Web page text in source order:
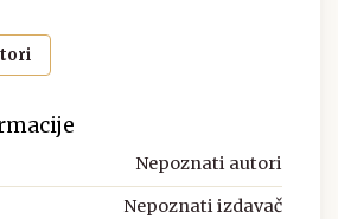
Nepoznati autori
Nepoznati izdavač